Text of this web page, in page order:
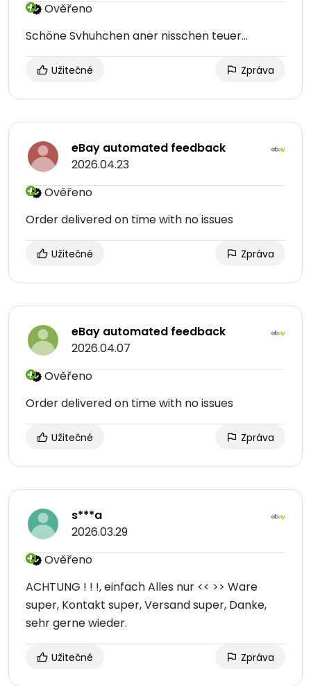
Ověřeno
Schöne Svhuhchen aner nisschen teuer…
Užitečné Zpráva
eBay automated feedback
2026.04.23
Ověřeno
Order delivered on time with no issues
Užitečné Zpráva
eBay automated feedback
2026.04.07
Ověřeno
Order delivered on time with no issues
Užitečné Zpráva
s***a
2026.03.29
Ověřeno
ACHTUNG ! ! !, einfach Alles nur << >> Ware
super, Kontakt super, Versand super, Danke,
sehr gerne wieder.
Užitečné Zpráva